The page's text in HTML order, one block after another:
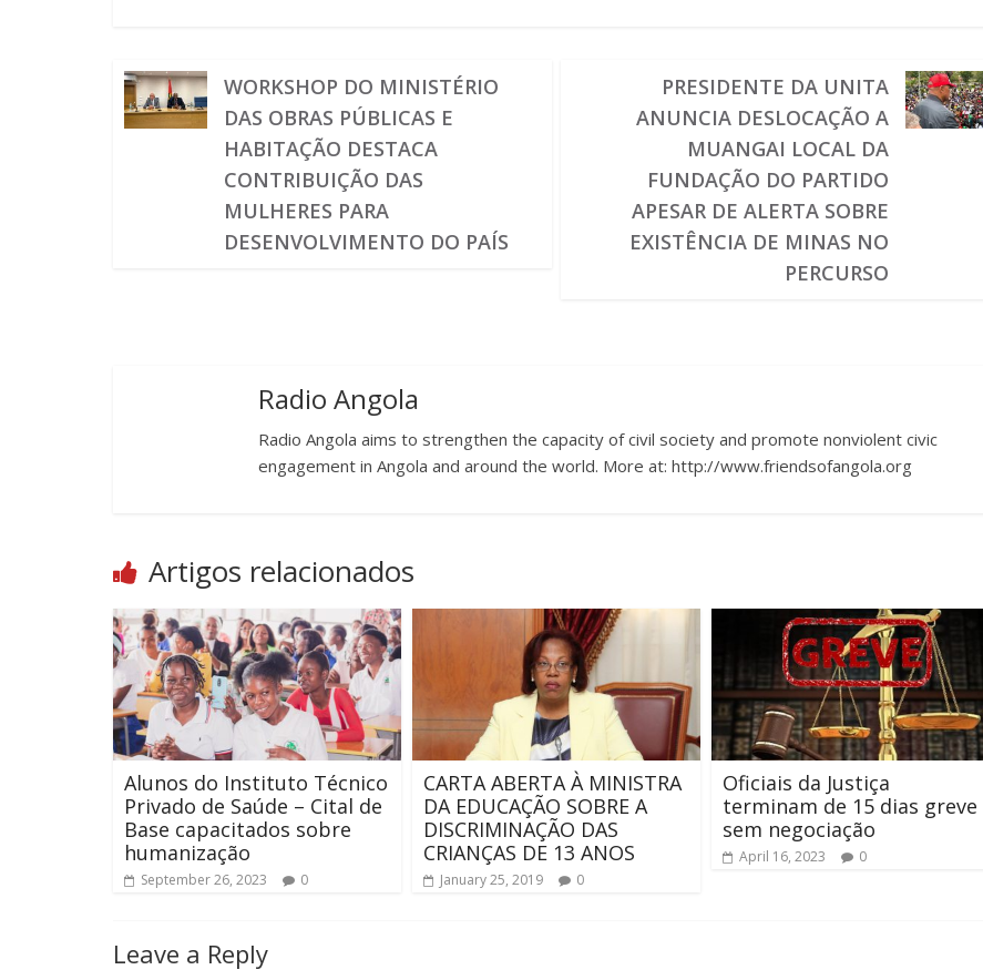
WORKSHOP DO MINISTÉRIO
DAS OBRAS PÚBLICAS E
HABITAÇÃO DESTACA
CONTRIBUIÇÃO DAS
MULHERES PARA
DESENVOLVIMENTO DO PAÍS
PRESIDENTE DA UNITA
ANUNCIA DESLOCAÇÃO A
MUANGAI LOCAL DA
FUNDAÇÃO DO PARTIDO
APESAR DE ALERTA SOBRE
EXISTÊNCIA DE MINAS NO
PERCURSO
Radio Angola
Radio Angola aims to strengthen the capacity of civil society and promote nonviolent civic
engagement in Angola and around the world. More at: http://www.friendsofangola.org
Artigos relacionados
Alunos do Instituto Técnico
Privado de Saúde – Cital de
Base capacitados sobre
humanização
September 26, 2023 0
CARTA ABERTA À MINISTRA
DA EDUCAÇÃO SOBRE A
DISCRIMINAÇÃO DAS
CRIANÇAS DE 13 ANOS
January 25, 2019 0
Oficiais da Justiça
terminam de 15 dias greve
sem negociação
April 16, 2023 0
Leave a Reply